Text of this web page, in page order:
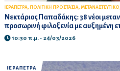
ΙΕΡΑΠΕΤΡΑ, ΠΟΛΙΤΙΚΗ ΠΡΟΣΤΑΣΙΑ, ΜΕΤΑΝΑΣΤΕΥΤΙΚΟ
Νεκτάριος Παπαδάκης: 38 νέοι
προσωρινή φιλοξενία με αυξημένη
10:30 π.μ. - 24/03/2026
ΙΕΡΑΠΕΤΡΑ